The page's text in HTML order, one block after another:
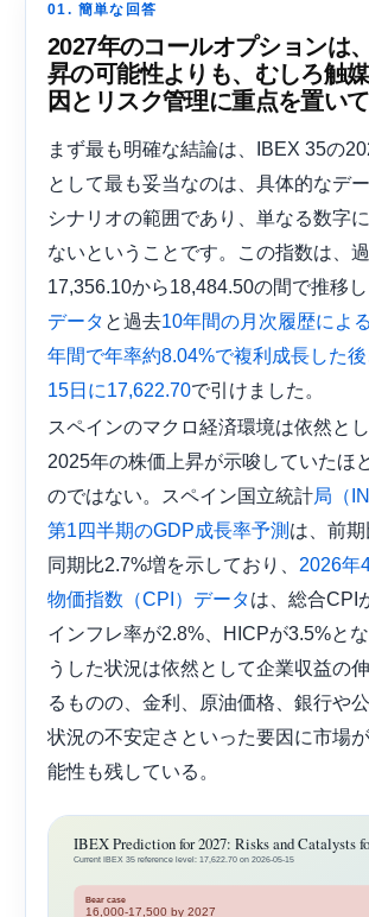
01. 簡単な回答
2027年のコールオプションは
昇の可能性よりも、むしろ触
因とリスク管理に重点を置いて
まず最も明確な結論は、IBEX 35の
として最も妥当なのは、具体的なデ
シナリオの範囲であり、単なる数字
ないということです。この指数は、
17,356.10から18,484.50の間で推移
データ と過去10年間の月次履歴によ
年間で年率約8.04%で複利成長した
15日に17,622.70で引けました。
スペインのマクロ経済環境は依然とし
2025年の株価上昇が示唆していたほ
のではない。スペイン国立統計局（
第1四半期のGDP成長率予測 は、前
同期比2.7%増を示しており、 2026年
物価指数（CPI）データは、総合CPI
インフレ率が2.8%、HICPが3.5%と
うした状況は依然として企業収益の
るものの、金利、原油価格、銀行や
状況の不安定さといった要因に市場
能性も残している。